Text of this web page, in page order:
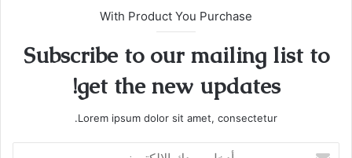
With Product You Purchase
Subscribe to our mailing list to
get the new updates!
Lorem ipsum dolor sit amet, consectetur.